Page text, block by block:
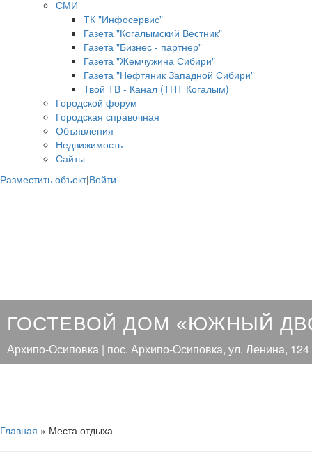
СМИ
ТК "Инфосервис"
Газета "Когалымский Вестник"
Газета "Бизнес - партнер"
Газета "Жемчужина Сибири"
Газета "Нефтяник Западной Сибири"
Твой ТВ - Канал (ТНТ Когалым)
Городской форум
Городская справочная
Объявления
Недвижимость
Сайты
Разместить объект|Войти
ГОСТЕВОЙ ДОМ «ЮЖНЫЙ
Архипо-Осиповка | пос. Архипо-Осиповка, ул. Ленина, 124
Главная » Места отдыха